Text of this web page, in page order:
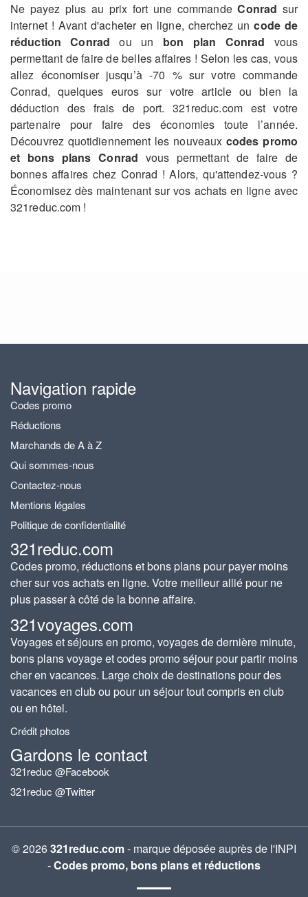
Ne payez plus au prix fort une commandeConrad sur
internet ! Avant d'acheter en ligne, cherchez uncode de
réduction Conrad ou un bon plan Conrad vous
permettant de faire de belles affaires ! Selon les cas, vous
allez économiser jusqu’à -70 % sur votre commande
Conrad, quelques euros sur votre article ou bien la
déduction des frais de port. 321reduc.com est votre
partenaire pour faire des économies toute l’année.
Découvrez quotidiennement les nouveauxcodes promo
et bons plans Conrad vous permettant de faire de
bonnes affaires chez Conrad ! Alors, qu'attendez-vous ?
Économisez dès maintenant sur vos achats en ligne avec
321reduc.com !
Navigation rapide
Codes promo
Réductions
Marchands de A à Z
Qui sommes-nous
Contactez-nous
Mentions légales
Politique de confidentialité
321reduc.com
Codes promo, réductions et bons plans pour payer moins
cher sur vos achats en ligne. Votre meilleur allié pour ne
plus passer à côté de la bonne affaire.
321voyages.com
Voyages et séjours en promo, voyages de dernière minute,
bons plans voyage et codes promo séjour pour partir moins
cher en vacances. Large choix de destinations pour des
vacances en club ou pour un séjour tout compris en club
ou en hôtel.
Crédit photos
Gardons le contact
321reduc @Facebook
321reduc @Twitter
© 2026321reduc.com- marque déposée auprès de l'INPI
-Codes promo, bons plans et réductions